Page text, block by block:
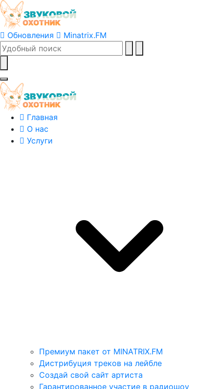
Обновления Minatrix.FM
Главная
О нас
Услуги
Премиум пакет от MINATRIX.FM
Дистрибуция треков на лейбле
Создай свой сайт артиста
Гарантированное участие в радиошоу